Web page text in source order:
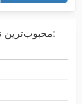
محبوب‌ترین نام‌های ماشین‌آلات را مرور کنید: